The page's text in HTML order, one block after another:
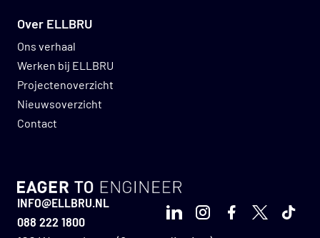
Over ELLBRU
Ons verhaal
Werken bij ELLBRU
Projectenoverzicht
Nieuwsoverzicht
Contact
GO TO HOMEPAGE
INFO@ELLBRU.NL
088 222 1800
LinkedInInstagram
Facebook
X